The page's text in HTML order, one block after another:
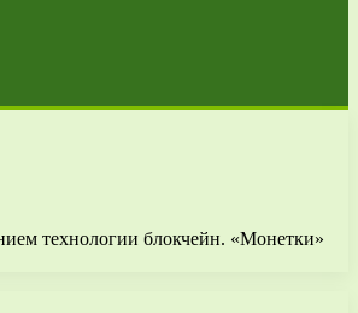
технологии блокчейн. «Монетки»